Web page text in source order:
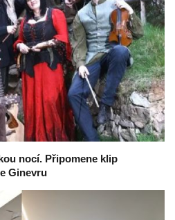
nocí. Připomene klip
Ginevru